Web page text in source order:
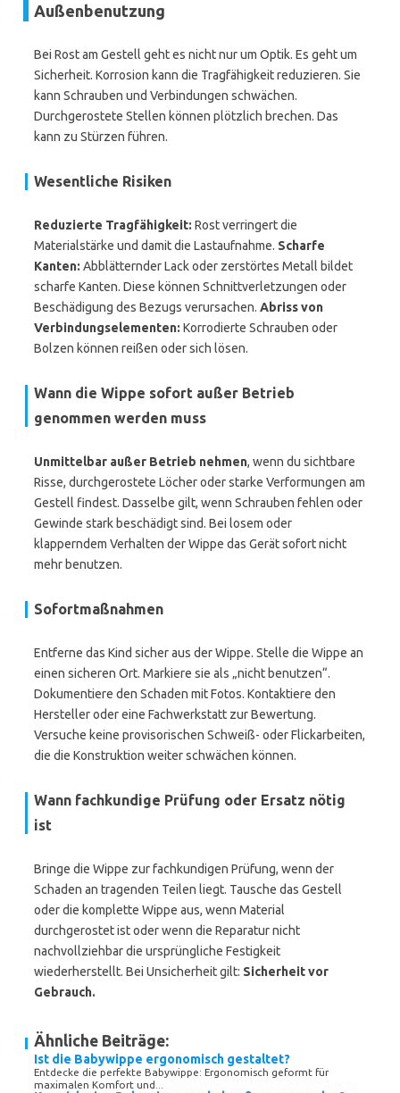
Außenbenutzung
Bei Rost am Gestell geht es nicht nur um Optik. Es geht um
Sicherheit. Korrosion kann die Tragfähigkeit reduzieren. Sie
kann Schrauben und Verbindungen schwächen.
Durchgerostete Stellen können plötzlich brechen. Das
kann zu Stürzen führen.
Wesentliche Risiken
Reduzierte Tragfähigkeit: Rost verringert die
Materialstärke und damit die Lastaufnahme. Scharfe
Kanten: Abblätternder Lack oder zerstörtes Metall bildet
scharfe Kanten. Diese können Schnittverletzungen oder
Beschädigung des Bezugs verursachen. Abriss von
Verbindungselementen: Korrodierte Schrauben oder
Bolzen können reißen oder sich lösen.
Wann die Wippe sofort außer Betrieb
genommen werden muss
Unmittelbar außer Betrieb nehmen, wenn du sichtbare
Risse, durchgerostete Löcher oder starke Verformungen am
Gestell findest. Dasselbe gilt, wenn Schrauben fehlen oder
Gewinde stark beschädigt sind. Bei losem oder
klapperndem Verhalten der Wippe das Gerät sofort nicht
mehr benutzen.
Sofortmaßnahmen
Entferne das Kind sicher aus der Wippe. Stelle die Wippe an
einen sicheren Ort. Markiere sie als „nicht benutzen“.
Dokumentiere den Schaden mit Fotos. Kontaktiere den
Hersteller oder eine Fachwerkstatt zur Bewertung.
Versuche keine provisorischen Schweiß- oder Flickarbeiten,
die die Konstruktion weiter schwächen können.
Wann fachkundige Prüfung oder Ersatz nötig
ist
Bringe die Wippe zur fachkundigen Prüfung, wenn der
Schaden an tragenden Teilen liegt. Tausche das Gestell
oder die komplette Wippe aus, wenn Material
durchgerostet ist oder wenn die Reparatur nicht
nachvollziehbar die ursprüngliche Festigkeit
wiederherstellt. Bei Unsicherheit gilt: Sicherheit vor
Gebrauch.
Ähnliche Beiträge:
Ist die Babywippe ergonomisch gestaltet?
Entdecke die perfekte Babywippe: Ergonomisch geformt für
maximalen Komfort und...